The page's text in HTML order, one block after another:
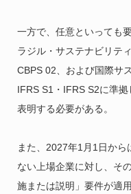
一方で、任意といっても
ラジル・サステナビリテ
CBPS 02、および国際サ
IFRS S1・IFRS S2に準
表明する必要がある。
また、2027年1月1日から
ない上場企業に対し、そ
施または説明」要件が適